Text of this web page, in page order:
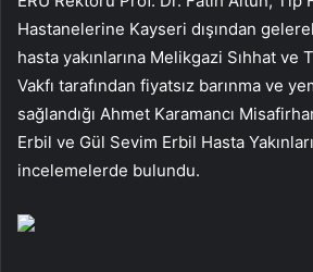
Hastanelerine Kayseri dışından
hasta yakınlarına Melikgazi Sıhhat ve
Vakfı tarafından fiyatsız barınma ve
sağlandığı Ahmet Karamancı
Erbil ve Gül Sevim Erbil Hasta
incelemelerde bulundu.